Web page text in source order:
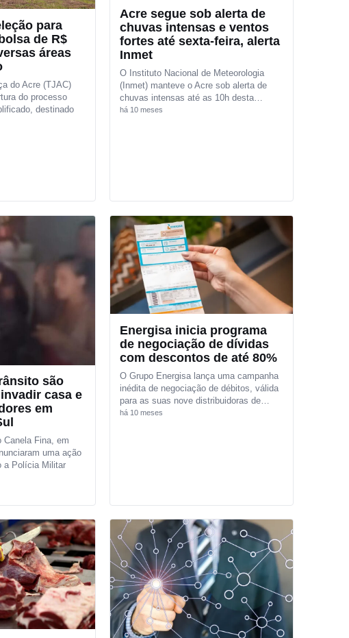
para
de R$
áreas
do Acre (TJAC)
do processo
destinado
Acre segue sob alerta de
chuvas intensas e ventos
fortes até sexta-feira, alerta
Inmet
O Instituto Nacional de Meteorologia
(Inmet) manteve o Acre sob alerta de
chuvas intensas até as 10h desta…
há 10 meses
são
casa e
em
Canela Fina, em
uma ação
a Polícia Militar
Energisa inicia programa
de negociação de dívidas
com descontos de até 80%
O Grupo Energisa lança uma campanha
inédita de negociação de débitos, válida
para as suas nove distribuidoras de…
há 10 meses